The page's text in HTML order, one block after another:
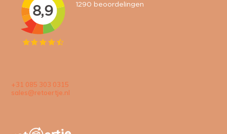
+31 085 303 0315
sales@retoertje.nl